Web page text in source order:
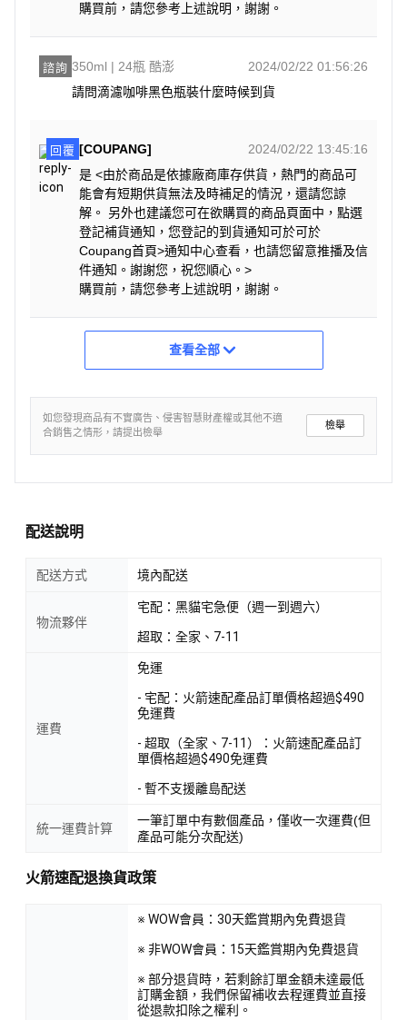
購買前，請您參考上述說明，謝謝。
諮詢 350ml | 24瓶 酷澎
2024/02/22 01:56:26
請問滴濾咖啡黑色瓶裝什麼時候到貨
回覆 [COUPANG]
2024/02/22 13:45:16
是 <由於商品是依據廠商庫存供貨，熱門的商品可
能會有短期供貨無法及時補足的情況，還請您諒
解。 另外也建議您可在欲購買的商品頁面中，點選
登記補貨通知，您登記的到貨通知可於可於
Coupang首頁>通知中心查看，也請您留意推播及信
件通知。謝謝您，祝您順心。>
購買前，請您參考上述說明，謝謝。
查看全部
如您發現商品有不實廣告、侵害智慧財產權或其他不適
合銷售之情形，請提出檢舉
檢舉
配送說明
配送方式 境內配送
物流夥伴
宅配：黑貓宅急便（週一到週六）
超取：全家、7-11
運費
免運
- 宅配：火箭速配產品訂單價格超過$490
免運費
- 超取（全家、7-11）：火箭速配產品訂
單價格超過$490免運費
- 暫不支援離島配送
統一運費計算
一筆訂單中有數個產品，僅收一次運費(但
產品可能分次配送)
火箭速配退換貨政策
※ WOW會員：30天鑑賞期內免費退貨
※ 非WOW會員：15天鑑賞期內免費退貨
※ 部分退貨時，若剩餘訂單金額未達最低
訂購金額，我們保留補收去程運費並直接
從退款扣除之權利。